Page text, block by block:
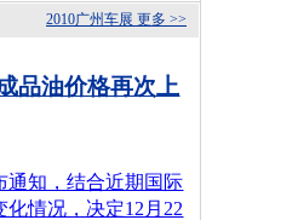
更多 >>
2010广州车展
品油价格再次上
通知，结合近期国际
化情况，决定12月22